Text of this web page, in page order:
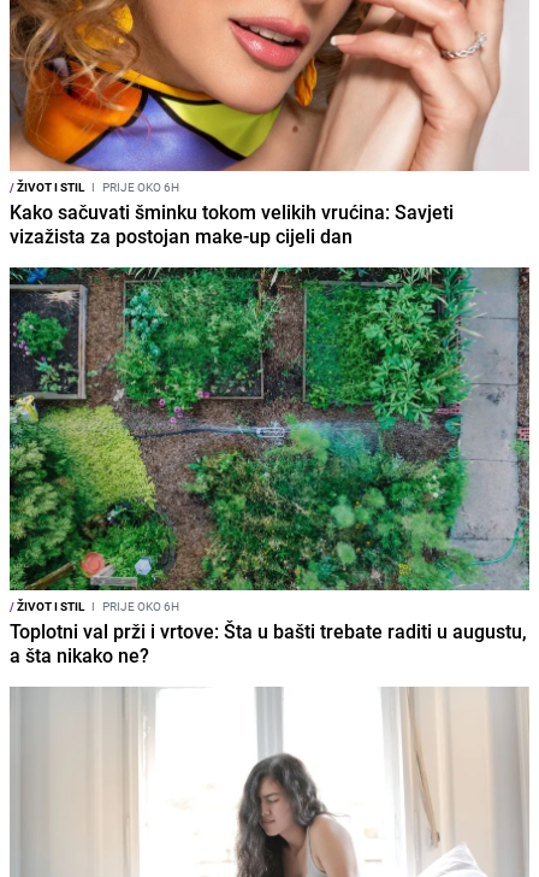
/ŽIVOT I STIL I PRIJE OKO 6H
Kako sačuvati šminku tokom velikih vrućina: Savjeti
vizažista za postojan make-up cijeli dan
/ŽIVOT I STIL I PRIJE OKO 6H
Toplotni val prži i vrtove: Šta u bašti trebate raditi u augustu,
a šta nikako ne?